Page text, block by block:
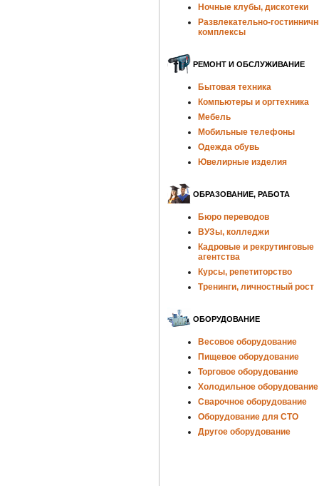
Ночные клубы, дискотеки
Развлекательно-
комплексы
РЕМОНТ И ОБСЛУЖИВАНИЕ
Бытовая техника
Компьютеры и оргтехника
Мебель
Мобильные телефоны
Одежда обувь
Ювелирные изделия
ОБРАЗОВАНИЕ, РАБОТА
Бюро переводов
ВУЗы, колледжи
Кадровые и рекрутинговые
агентства
Курсы, репетиторство
Тренинги, личностный рост
ОБОРУДОВАНИЕ
Весовое оборудование
Пищевое оборудование
Торговое оборудование
Холодильное оборудование
Сварочное оборудование
Оборудование для СТО
Другое оборудование